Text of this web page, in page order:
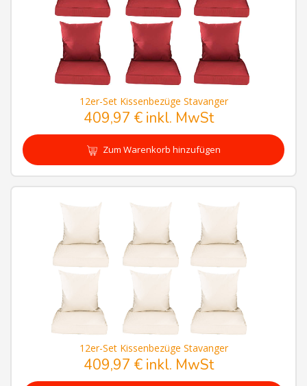
12er-Set Kissenbezüge Stavanger
409,97 € inkl. MwSt
Zum Warenkorb hinzufügen
12er-Set Kissenbezüge Stavanger
409,97 € inkl. MwSt